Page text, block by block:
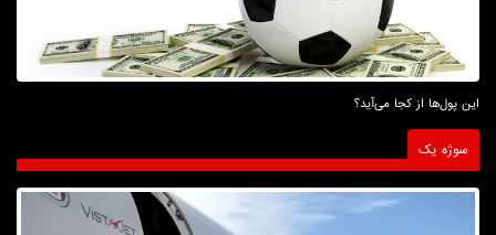
این پول‌ها از کجا می‌آید؟
سوژه یک